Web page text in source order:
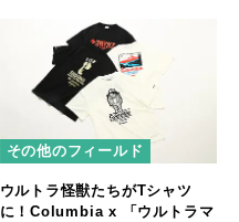
その他のフィールド
ウルトラ怪獣たちがTシャツ
に！Columbia x 「ウルトラマ